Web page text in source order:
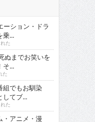
ション・ドラ
乗...
た
ぬまでお笑いを
そ...
た
でもお馴染
してブ...
た
アニメ・漫